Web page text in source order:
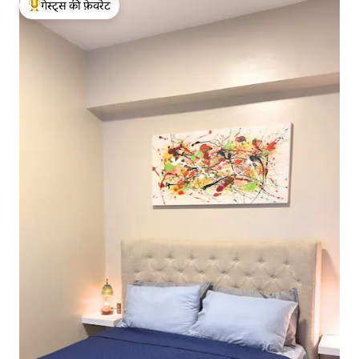
गेस्ट्स का टॉप फ़ेवरेट
गेस्ट्स की फ़ेवरेट